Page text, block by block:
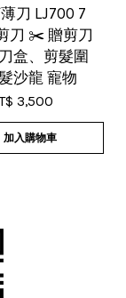
刀 LJ700 7
刀 ✂️ 贈剪刀
盒、剪髮圍
沙龍 寵物
3,500
加入購物車